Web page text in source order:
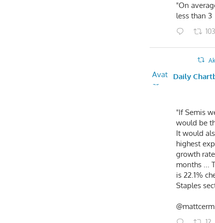
"On
less than 3
103
Avat
ar
Daily
"If Semis
would be
It would
highest
growth
months ...
is 22.1%
Staples